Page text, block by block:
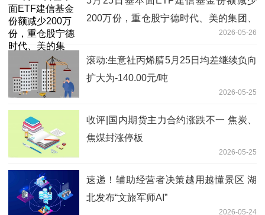
200万份，重仓股宁德时代、美的集团、
2026-05-26
滚动:生意社丙烯腈5月25日均差继续负向
扩大为-140.00元/吨
2026-05-25
收评|国内期货主力合约涨跌不一 焦炭、
焦煤封涨停板
2026-05-25
速递！辅助经营者决策越用越懂景区 湖
北发布“文旅军师AI”
2026-05-24